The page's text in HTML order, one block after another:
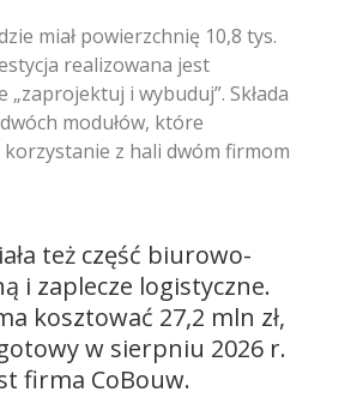
miał powierzchnię 10,8 tys.
realizowana jest
„zaprojektuj i wybuduj”. Składa
modułów, które
z hali dwóm firmom
też część biurowo-
i zaplecze logistyczne.
kosztować 27,2 mln zł,
w sierpniu 2026 r.
firma CoBouw.